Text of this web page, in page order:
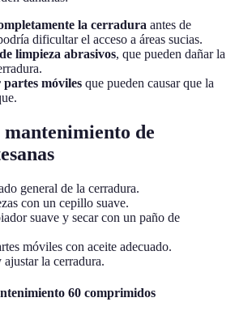
la cerradura antes de
dificultar el acceso a áreas sucias.
limpieza abrasivos, que pueden dañar la
móviles que pueden causar que la
de
general de la cerradura.
con un cepillo suave.
suave y secar con un paño de
móviles con aceite adecuado.
la cerradura.
60 comprimidos